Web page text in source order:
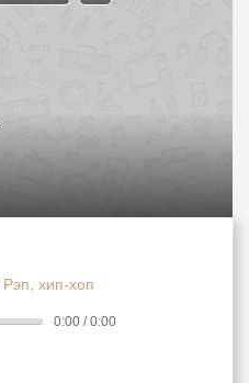
Рэп, хип-хоп
0:00 / 0:00